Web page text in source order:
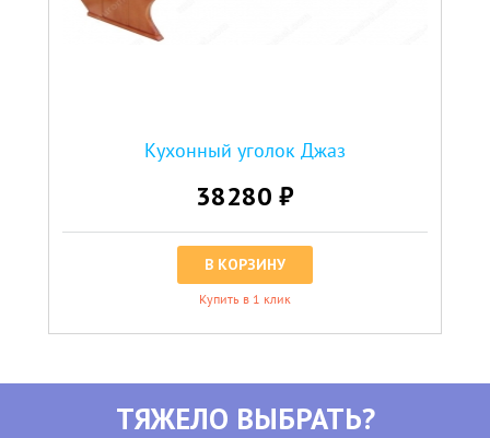
Кухонный уголок Джаз
38280 ₽
В КОРЗИНУ
Купить в 1 клик
ТЯЖЕЛО ВЫБРАТЬ?